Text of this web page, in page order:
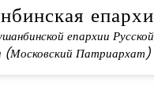
епархии
(Московский Патриархат)